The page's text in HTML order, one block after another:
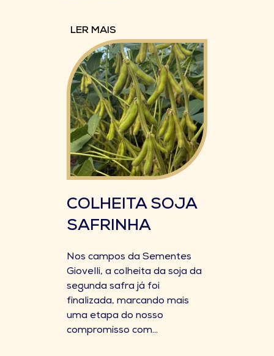
LER MAIS
COLHEITA SOJA
SAFRINHA
Nos campos da Sementes
Giovelli, a colheita da soja da
segunda safra já foi
finalizada, marcando mais
uma etapa do nosso
compromisso com...